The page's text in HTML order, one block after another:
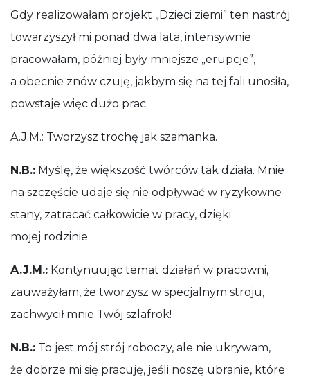
Gdy realizowałam projekt „Dzieci ziemi” ten nastrój
towarzyszył mi ponad dwa lata, intensywnie
pracowałam, później były mniejsze „erupcje”,
a obecnie znów czuję, jakbym się na tej fali unosiła,
powstaje więc dużo prac.
A.J.M.: Tworzysz trochę jak szamanka.
N.B.: Myślę, że większość twórców tak działa. Mnie
na szczęście udaje się nie odpływać w ryzykowne
stany, zatracać całkowicie w pracy, dzięki
mojej rodzinie.
A.J.M.: Kontynuując temat działań w pracowni,
zauważyłam, że tworzysz w specjalnym stroju,
zachwycił mnie Twój szlafrok!
N.B.: To jest mój strój roboczy, ale nie ukrywam,
że dobrze mi się pracuję, jeśli noszę ubranie, które